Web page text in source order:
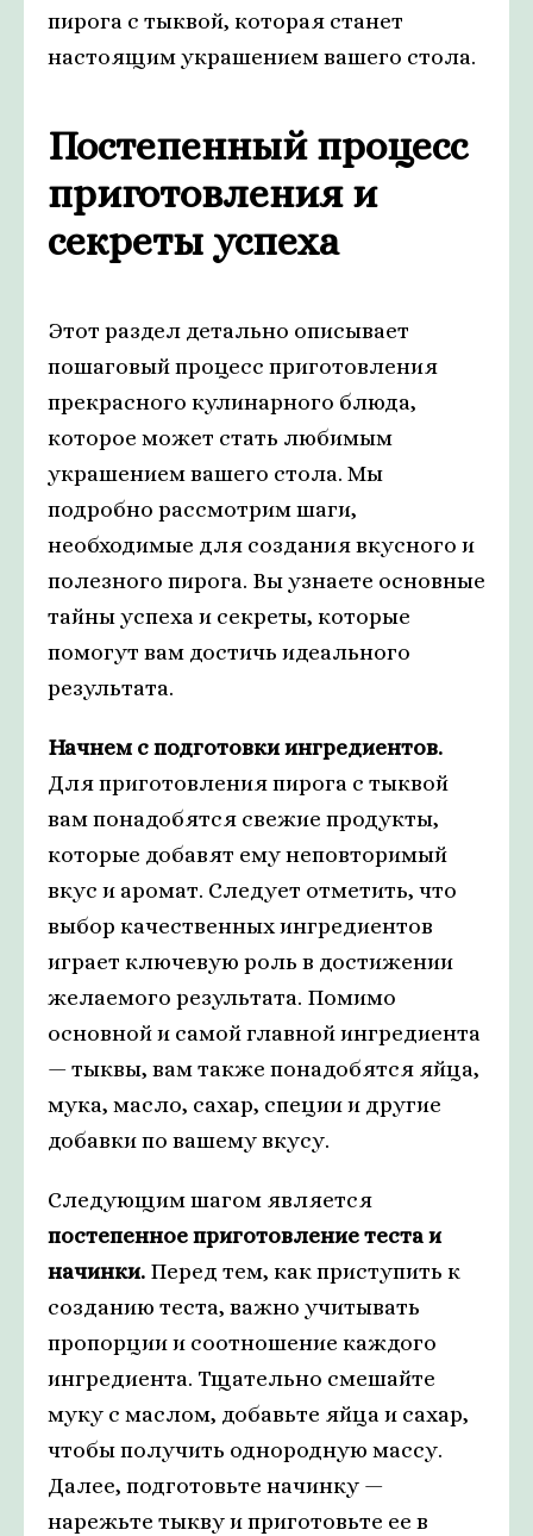
пирога с тыквой, которая станет
настоящим украшением вашего стола.
Постепенный процесс
приготовления и
секреты успеха
Этот раздел детально описывает
пошаговый процесс приготовления
прекрасного кулинарного блюда,
которое может стать любимым
украшением вашего стола. Мы
подробно рассмотрим шаги,
необходимые для создания вкусного и
полезного пирога. Вы узнаете основные
тайны успеха и секреты, которые
помогут вам достичь идеального
результата.
Начнем с подготовки ингредиентов.
Для приготовления пирога с тыквой
вам понадобятся свежие продукты,
которые добавят ему неповторимый
вкус и аромат. Следует отметить, что
выбор качественных ингредиентов
играет ключевую роль в достижении
желаемого результата. Помимо
основной и самой главной ингредиента
— тыквы, вам также понадобятся яйца,
мука, масло, сахар, специи и другие
добавки по вашему вкусу.
Следующим шагом является
постепенное приготовление теста и
начинки. Перед тем, как приступить к
созданию теста, важно учитывать
пропорции и соотношение каждого
ингредиента. Тщательно смешайте
муку с маслом, добавьте яйца и сахар,
чтобы получить однородную массу.
Далее, подготовьте начинку —
нарежьте тыкву и приготовьте ее в